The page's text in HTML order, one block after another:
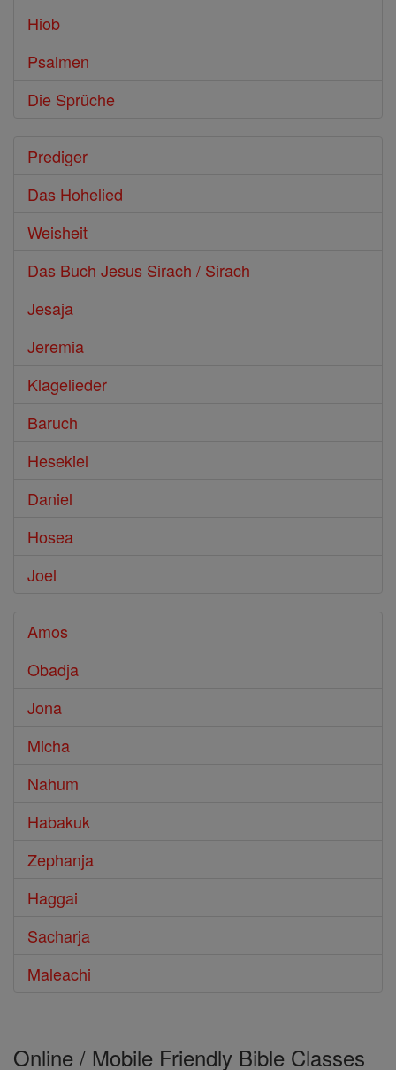
Hiob
Psalmen
Die Sprüche
Prediger
Das Hohelied
Weisheit
Das Buch Jesus Sirach / Sirach
Jesaja
Jeremia
Klagelieder
Baruch
Hesekiel
Daniel
Hosea
Joel
Amos
Obadja
Jona
Micha
Nahum
Habakuk
Zephanja
Haggai
Sacharja
Maleachi
Online / Mobile Friendly Bible Classes